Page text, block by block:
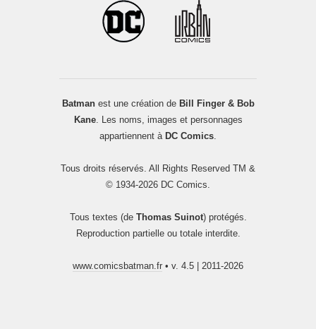
Batmanest une création de Bill Finger & Bob
Kane. Les noms, images et personnages
appartiennent à DC Comics
Tous droits réservés. All Rights Reserved TM &
© 1934-2026 DC Comics.
Tous textes (de Thomas Suinot) protégés.
Reproduction partielle ou totale interdite.
www.comicsbatman.fr • v. 4.5 | 2011-2026